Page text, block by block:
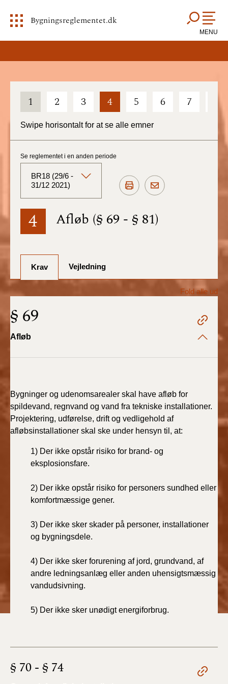
Bygningsreglementet.dk
MENU
1 2 3 4 5 6 7
Swipe horisontalt for at se alle emner
4 Afløb (§ 69 - § 81)
Se reglementet i en anden periode
BR18 (29/6 -
31/12 2021)
BR18 (Aktuelt)
BR18 (1/1-30/6
2025)
BR18 (1/7- 31/12
2024)
BR18 (17/9 - 31/12
2022)
BR18 (1/7 - 16/9
2022)
BR18 (1/1 - 30/6
2022)
BR18 (29/6 - 31/12
2021)
BR18 (1/1-29/6
2021)
BR18 (1/1-9/3 2020)
Krav Vejledning
Fold alle ud
§ 69
Afløb
Bygninger og udenomsarealer skal have afløb for
spildevand, regnvand og vand fra tekniske installationer.
Projektering, udførelse, drift og vedligehold af
afløbsinstallationer skal ske under hensyn til, at:
1) Der ikke opstår risiko for brand- og
eksplosionsfare.
2) Der ikke opstår risiko for personers sundhed eller
komfortmæssige gener.
3) Der ikke sker skader på personer, installationer
og bygningsdele.
4) Der ikke sker forurening af jord, grundvand, af
andre ledningsanlæg eller anden uhensigtsmæssig
vandudsivning.
5) Der ikke sker unødigt energiforbrug.
§ 70 - § 74